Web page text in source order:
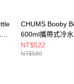
CHUMS Booby
600ml攜帶式冷
橘/淺藍
CH622124D027
NT$522
NT$580